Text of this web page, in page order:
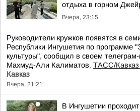
отдыха в горном
Вчера, 23:15
Руководители кружков появятся в
Республики Ингушетия по программе
культуры", сообщил в своем телеграм-
Махмуд-Али Калиматов. ТАСС/Кавказ
Кавказ
Вчера, 21:21
В Ингушетии проходит